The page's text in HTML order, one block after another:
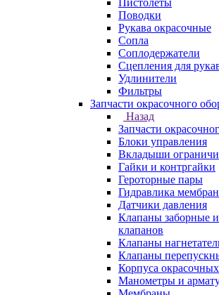
Пистолеты
Поводки
Рукава окрасочные
Сопла
Соплодержатели
Сцепления для
Удлинители
Фильтры
Запчасти окрасочного
Назад
Запчасти
Блоки управления
Вкладыши
Гайки и контргайки
Героторные пары
Гидравлика
Датчики давления
Клапаны заборные
клапанов
Клапаны
Клапаны
Корпуса
Манометры и